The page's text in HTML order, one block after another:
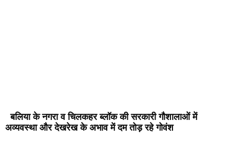
बलिया के नगरा व चिलकहर ब्लॉक की सरकारी गौशालाओं में
अव्यवस्था और देखरेख के अभाव में दम तोड़ रहे गोवंश